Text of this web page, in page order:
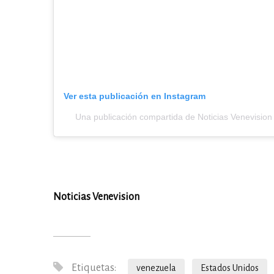
Ver esta publicación en Instagram
Una publicación compartida de Noticias
Noticias Venevision
Etiquetas: venezuela Estados Unidos